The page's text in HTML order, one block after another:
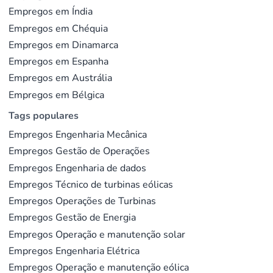
Python domina, desde pipelines de previsão até
engenharia de dados. SQL, bases de dados de séries
temporais e plataformas cloud aparecem em
praticamente todas as ofertas. A experiência em
aprendizado de máquina
dos intermédios. O que separa um analista energético
de um analista de dados generalista é o conhecimento
do domínio: mercados grossistas de
de energia
, contratos de compra de eletricidade e
mecanismos de equilíbrio de rede.
Para onde evolui o campo
A ascensão daIA para energia
entre a recolha de dados e a tomada de decisão.
Empregos em Índia
Empregos em Chéquia
Empregos em Dinamarca
Empregos em Espanha
Empregos em Austrália
Empregos em Bélgica
Tags populares
Empregos Engenharia Mecânica
Empregos Gestão de Operações
Empregos Engenharia de dados
Empregos Técnico de turbinas eólicas
Empregos Operações de Turbinas
Empregos Gestão de Energia
Empregos Operação e manutenção solar
Empregos Engenharia Elétrica
Empregos Operação e manutenção eólica